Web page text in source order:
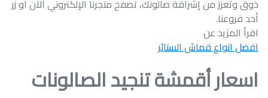
ذوق وتُعزز من إشراقة صالونك، تصفح متجرنا الإلكتروني الآن أو زر
أحد فروعنا.
اقرأ المزيد عن
افضل انواع قماش الستائر
اسعار أقمشة تنجيد الصالونات